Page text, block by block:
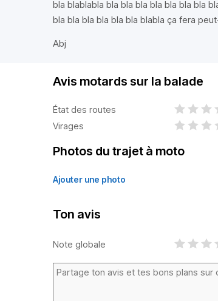
bla blablabla bla bla bla bla bla bla bla
bla bla bla bla bla bla blabla ça fera
Abj
Avis motards sur la balade
État des routes
Virages
Photos du trajet à moto
Ajouter une photo
Ton avis
Note globale